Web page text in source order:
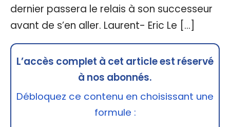
dernier passera le relais à son successeur
avant de s’en aller. Laurent- Eric Le […]
L’accès complet à cet article est réservé
à nos abonnés.
Débloquez ce contenu en choisissant une
formule :